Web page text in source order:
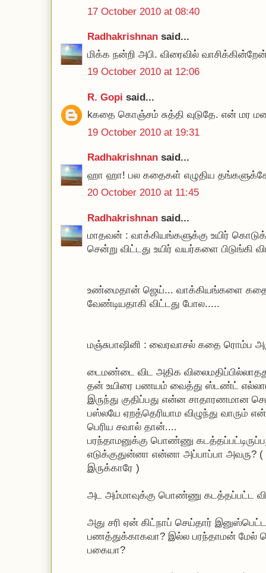
17 October 2010 at 08:40
Radhakrishnan said...
மிக்க நன்றி அபி. விரைவில்
19 October 2010 at 12:06
R. Gopi said...
kகதை கொஞ்சம் சுத்தி வுடுதே. என் மர
19 October 2010 at 19:31
Radhakrishnan said...
ஹா ஹா! பல கதைகள் எழுதிய தங்களுக்கே
20 October 2010 at 11:45
Radhakrishnan said...
மாதவன் : வாக்கியங்களுக்கு உயிர்
சென்று விட்டது உயிர் வயர்களை பிடுங்கி
உண்மைதான் ஜெய்... வாக்கியங்களை
வேண்டியதாகி விட்டது போல.....
மஞ்சுபாஷினி : வைரவாசல் கதை ரொம்ப
டைமண்டை விட அதிக
தன் உயிரை பணயம் வைத்து ஸ்டண்ட்
இருந்து குதிப்பது என்ன சாதாரணமான
பஸ்லயே ஏறத்தெரியாம விழுந்து வாரும்
பெரிய சவால் தான்....
பரந்தாமனுக்கு பொண்ணு
எடுக்குதுன்னா என்னா அப்பாப்பா அவரு? (
இருக்காரே )
அட அம்மாவுக்கு பொண்ணு கடத்தப்பட்ட
அது சரி ஏன் கிட்நாப் செய்தார்
பணத்துக்காகவா? இல்ல பரந்தாமன்
பகையா?